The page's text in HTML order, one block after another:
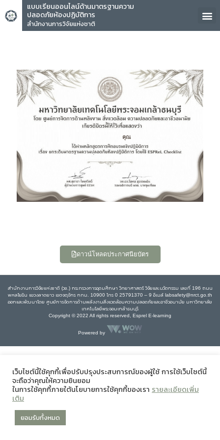
แบบเรียนออนไลน์ด้านมาตรฐานความ
ปลอดภัยห้องปฏิบัติการ
สำนักงานการวิจัยแห่งชาติ
คุณ
ดาวน์โหลดประกาศนียบัตร
สำนักงานการวิจัยแห่งชาติ (วช.) กระทรวงการอุดมศึกษา วิทยาศาสตร์ วิจัยและนวัตกรรม เลขที่ 196 ถนน
พหลโยธิน แขวงลาดยาว เขตจตุจักร กทม. 10900 โทร 0 25791370 – 9 อีเมล์ labsafety@nrct.go.th
ออกและพัฒนาโดย ศูนย์การจัดการด้านพลังงานสิ่งแวดล้อมความปลอดภัยและอาชีวอนามัย มหาวิทยาลัย
เทคโนโลยีพระจอมเกล้าธนบุรี
Copyright © 2022 All rights reserved, Esprel E-learning
Powered by
เว็บไซต์นี้ใช้คุกกี้เพื่อปรับปรุงประสบการณ์ของผู้ใช้ การใช้เว็บไซต์นี้
จะถือว่าคุณให้ความยินยอม
ในการใช้คุกกี้ภายใต้นโยบายการใช้คุกกี้ของเรา รายละเอียดเพิ่ม
เติม
ยอมรับทั้งหมด